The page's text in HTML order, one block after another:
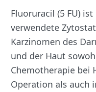
Fluoruracil (5 FU)
verwendete
Karzinomen des
und der Haut
Chemotherapie bei
Operation als auch